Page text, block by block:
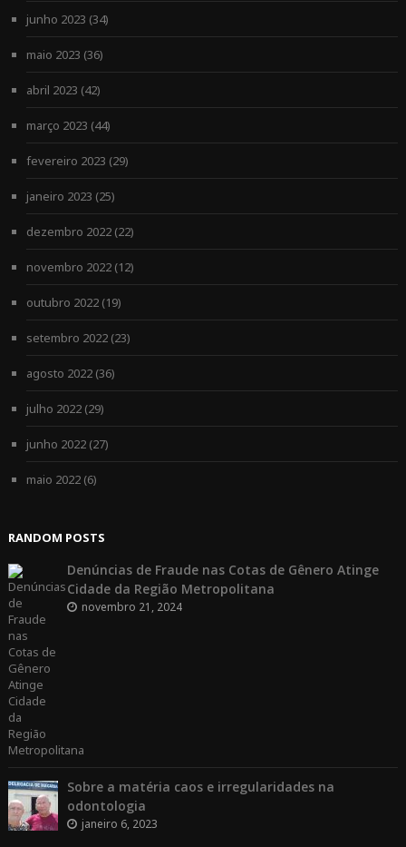
junho 2023 (34)
maio 2023 (36)
abril 2023 (42)
março 2023 (44)
fevereiro 2023 (29)
janeiro 2023 (25)
dezembro 2022(22)
novembro 2022(12)
outubro 2022(19)
setembro 2022(23)
agosto 2022(36)
julho 2022(29)
junho 2022(27)
maio 2022(6)
RANDOM POSTS
Denúncias de Fraude nas Cotas de Gênero Atinge
Cidade da Região Metropolitana
novembro 21, 2024
Sobre a matéria caos e irregularidades na
odontologia
janeiro 6, 2023